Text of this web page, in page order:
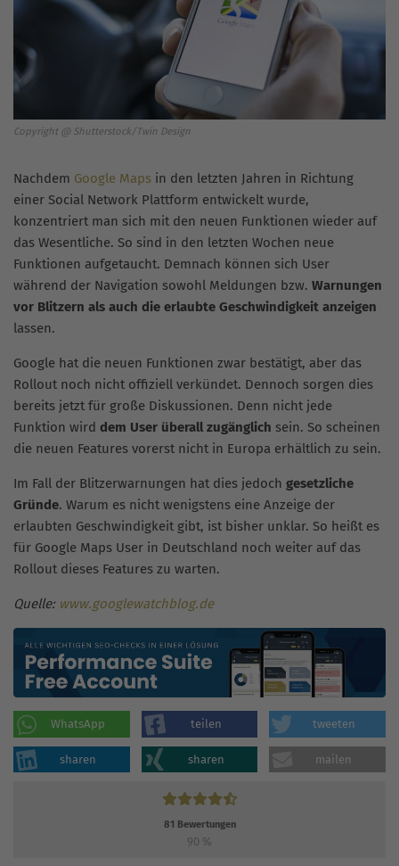
Copyright @ Shutterstock/Twin Design
Nachdem Google Maps in den letzten Jahren in Richtung
einer Social Network Plattform entwickelt wurde,
konzentriert man sich mit den neuen Funktionen wieder auf
das Wesentliche. So sind in den letzten Wochen neue
Funktionen aufgetaucht. Demnach können sich User
während der Navigation sowohl Meldungen bzw. Warnungen
vor Blitzern als auch die erlaubte Geschwindigkeit anzeigen
lassen.
Google hat die neuen Funktionen zwar bestätigt, aber das
Rollout noch nicht offiziell verkündet. Dennoch sorgen dies
bereits jetzt für große Diskussionen. Denn nicht jede
Funktion wird dem User überall zugänglich sein. So scheinen
die neuen Features vorerst nicht in Europa erhältlich zu sein.
Im Fall der Blitzerwarnungen hat dies jedoch gesetzliche
Gründe. Warum es nicht wenigstens eine Anzeige der
erlaubten Geschwindigkeit gibt, ist bisher unklar. So heißt es
für Google Maps User in Deutschland noch weiter auf das
Rollout dieses Features zu warten.
Quelle: www.googlewatchblog.de
WhatsApp teilen tweeten
sharen sharen mailen
81 Bewertungen
90 %